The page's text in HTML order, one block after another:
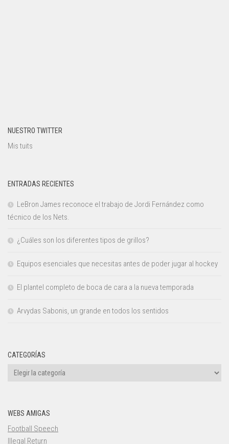
NUESTRO TWITTER
Mis tuits
ENTRADAS RECIENTES
LeBron James reconoce el trabajo de Jordi Fernández como
técnico de los Nets.
¿Cuáles son los diferentes tipos de grillos?
Equipos esenciales que necesitas antes de poder jugar al hockey
El plantel completo de boca de cara a la nueva temporada
Arvydas Sabonis, un grande en todos los sentidos
CATEGORÍAS
Categorías
WEBS AMIGAS
Football Speech
Illegal Return